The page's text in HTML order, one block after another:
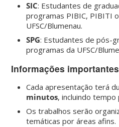
SIC: Estudantes de
programas PIBIC, PIBITI
UFSC/Blumenau.
SPG: Estudantes de pós-
programas da UFSC/
Informações
Cada apresentação terá
minutos, incluindo tempo
Os trabalhos serão
temáticas por áreas afins.